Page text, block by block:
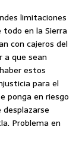
limitaciones
todo en la Sierra
con cajeros del
a que sean
estos
para el
ponga en riesgo
Problema en